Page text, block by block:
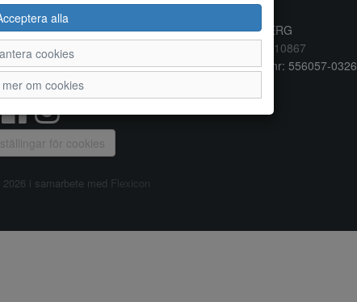
alla
cookies
mer om cookies
432 41 VARBERG
0340/10867
Organisationsnr: 556057-0326
för cookies
2026 i samarbete med Flexicon